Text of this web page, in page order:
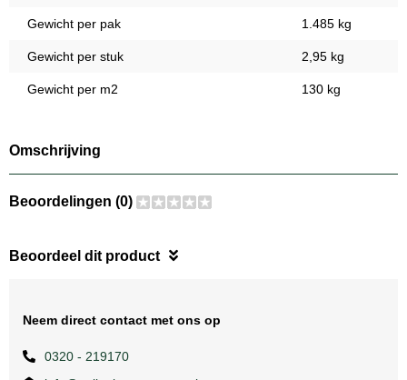
Gewicht per pak 1.485 kg
Gewicht per stuk 2,95 kg
Gewicht per m2 130 kg
Omschrijving
Beoordelingen (0)
Beoordeel dit product
Neem direct contact met ons op
0320 - 219170